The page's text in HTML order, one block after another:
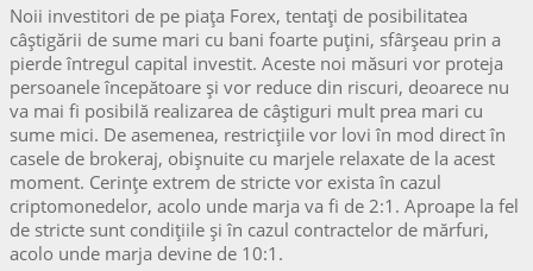
Noii investitori de pe piața Forex, tentați de posibilitatea
câștigării de sume mari cu bani foarte puțini, sfârșeau prin a
pierde întregul capital investit. Aceste noi măsuri vor proteja
persoanele începătoare şi vor reduce din riscuri, deoarece nu
va mai fi posibilă realizarea de câștiguri mult prea mari cu
sume mici. De asemenea, restricțiile vor lovi în mod direct în
casele de brokeraj, obișnuite cu marjele relaxate de la acest
moment. Cerințe extrem de stricte vor exista în cazul
criptomonedelor, acolo unde marja va fi de 2:1. Aproape la fel
de stricte sunt condițiile şi în cazul contractelor de mărfuri,
acolo unde marja devine de 10:1.